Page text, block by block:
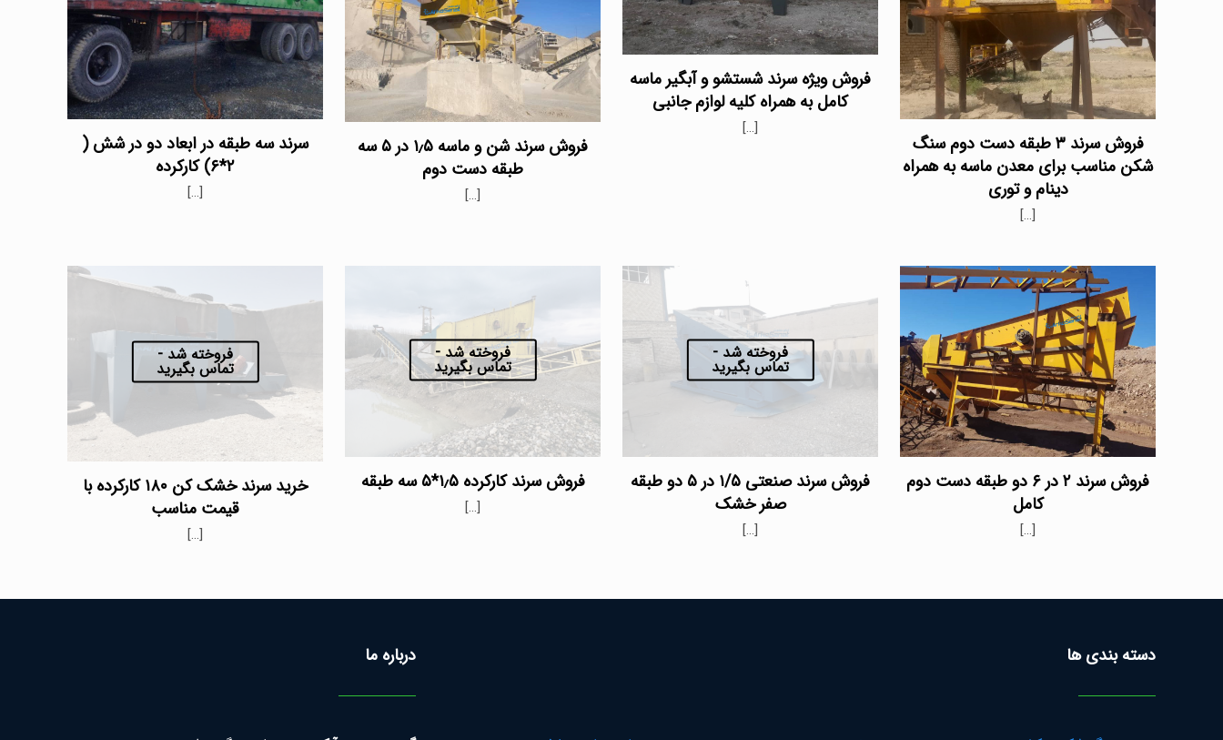
فروش سرند ۳ طبقه دست دوم سنگ
شکن مناسب برای معدن ماسه به همراه
دینام و توری
[…]
فروش ویژه سرند شستشو و آبگیر ماسه
کامل به همراه کلیه لوازم جانبی
[…]
فروش سرند شن و ماسه ۱٫۵ در ۵ سه
طبقه دست دوم
[…]
سرند سه طبقه در ابعاد دو در شش (
۲*۶) کارکرده
[…]
فروش سرند ۲ در ۶ دو طبقه دست دوم
کامل
[…]
فروخته شد -
تماس بگیرید
فروش سرند صنعتی ۱/۵ در ۵ دو طبقه
صفر خشک
[…]
فروخته شد -
تماس بگیرید
فروش سرند کارکرده ۱٫۵*۵ سه طبقه
[…]
فروخته شد -
تماس بگیرید
خرید سرند خشک کن ۱۸۰ کارکرده با
قیمت مناسب
[…]
دسته بندی ها درباره ما